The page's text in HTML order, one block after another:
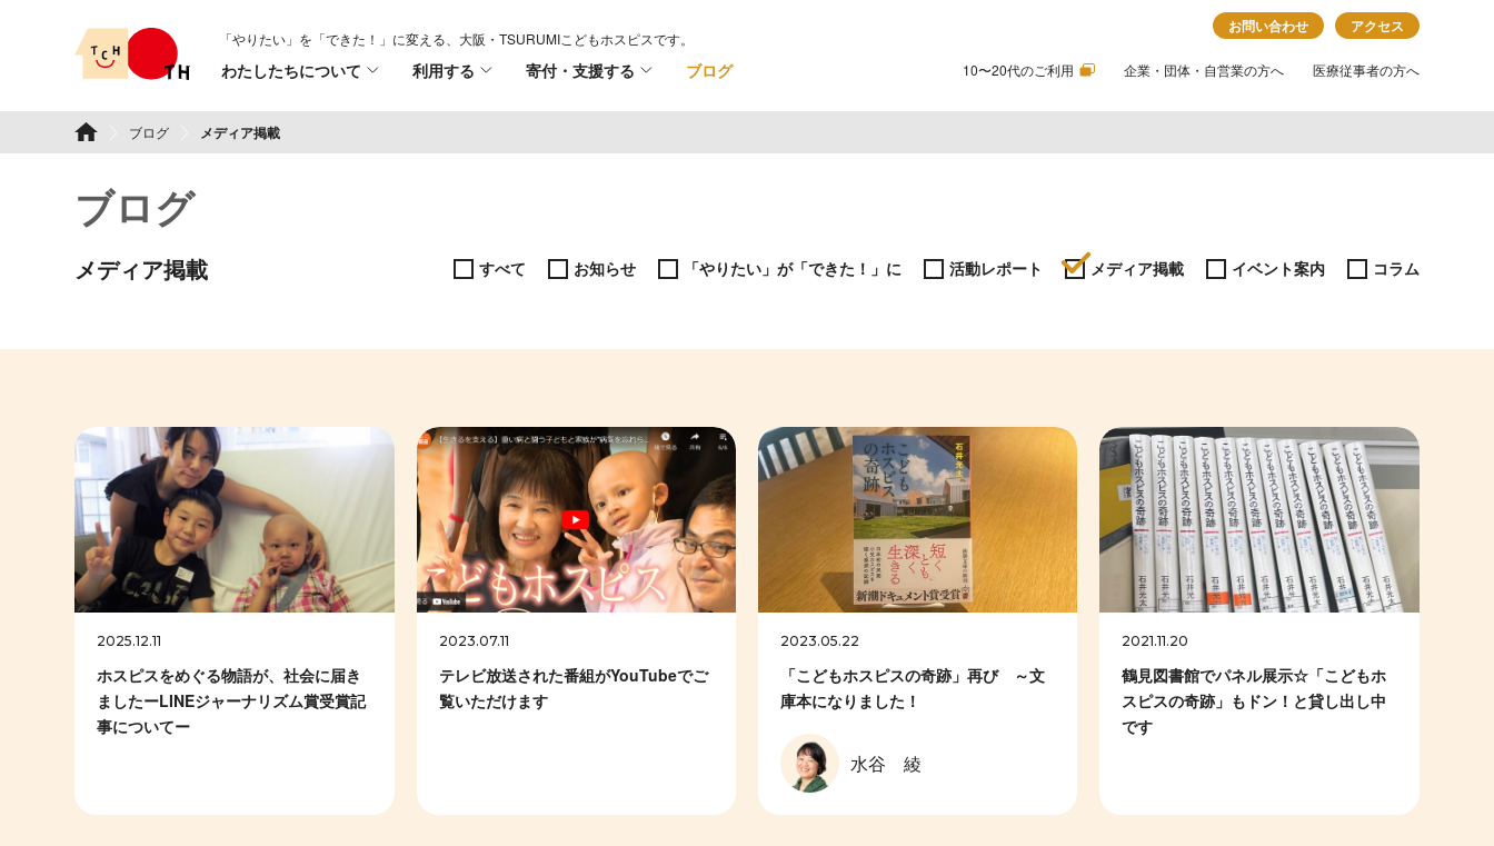
「やりたい」を「できた！」に変える、 大阪・TSURUMIこどもホスピスです。
わたしたちについて 利用する 寄付・支援する ブログ 10〜20代のご利用 企業・団体・自営業の方へ 医療従事者の方へ
お問い合わせ アクセス
TSURUMI こどもホスピス
ブログ メディア掲載
ブログ
メディア掲載 すべて お知らせ 「やりたい」が「できた！」に 活動レポート メディア掲載 イベント案内 コラム
2025.12.11
ホスピスをめぐる物語が、社会に届き
ましたーLINEジャーナリズム賞受賞記
事についてー
2023.07.11
テレビ放送された番組がYouTubeでご
覧いただけます
2023.05.22
「こどもホスピスの奇跡」再び ～文
庫本になりました！
水谷 綾
2021.11.20
鶴見図書館でパネル展示☆「こどもホ
スピスの奇跡」もドン！と貸し出し中
です